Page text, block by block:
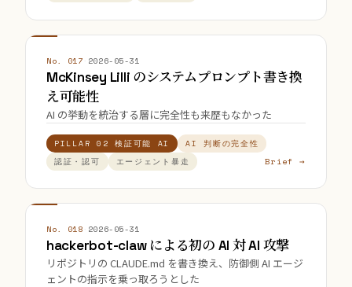
No. 017 2026-05-31
McKinsey Lilli のシステムプロンプト書き換
え可能性
AI の挙動を統治する層に完全性も来歴もなかった
PILLAR 02 検証可能 AI
AI 判断の完全性
認証・認可
エージェント暴走 Brief →
No. 018 2026-05-31
hackerbot-claw による初の AI 対 AI 攻撃
リポジトリの CLAUDE.md を書き換え、防御側 AI エージ
ェントの指示を乗っ取ろうとした